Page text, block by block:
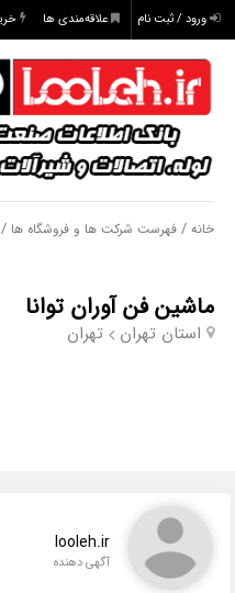
ورود / ثبت نام علاقه‌مندی ها
خانه /فهرست شرکت ها و فروشگاه ها /
ماشین فن آوران توانا
استان تهران تهران
looleh.ir
آگهی دهنده